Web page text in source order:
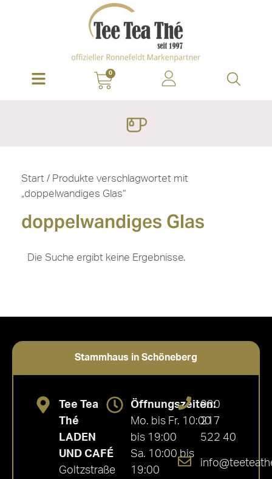
0
Start / Produkte verschlagwortet mit
„doppelwandiges Glas“
doppelwandiges Glas
Die Suche ergibt keine Ergebnisse.
Stammhaus in Schöneberg
Tee Tea
Thé
LADEN
UND CAFÉ
Goltzstraße
Öffnungszeiten:
Mo. bis Fr. 10:00
bis 19:00
Sa. 10:00 bis
19:00
030
217
522 40